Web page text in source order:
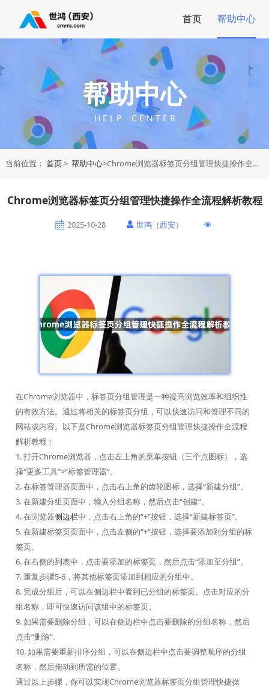
首页 帮助中心
帮助中心
H E L P C E N T E R
当前位置： 首页> 帮助中心>Chrome浏览器标签页分组管理快捷操作全流程解析教程
Chrome浏览器标签页分组管理快捷操作全流程解析教程
2025-10-28 世鸿（西安）
在Chrome浏览器中，标签页分组管理是一种提高浏览效率和组织性
的有效方法。通过将相关的标签页分组，可以快速访问和管理不同的
网站或内容。以下是Chrome浏览器标签页分组管理快捷操作全流程
解析教程：
1. 打开Chrome浏览器，点击左上角的菜单按钮（三个点图标），选
择“更多工具”>“标签管理器”。
2. 在标签管理器页面中，点击右上角的齿轮图标，选择“新建分组”。
3. 在新建分组页面中，输入分组名称，然后点击“创建”。
4. 在浏览器侧边栏中，点击右上角的“+”按钮，选择“新建标签页”。
5. 在新建标签页页面中，点击左侧的“+”按钮，选择要添加到分组的标
签页。
6. 在右侧的列表中，点击要添加的标签页，然后点击“添加至分组”。
7. 重复步骤5-6，将其他标签页添加到相应的分组中。
8. 完成分组后，可以在侧边栏中看到已分组的标签页。点击对应的分
组名称，即可快速访问该组中的标签页。
9. 如果需要删除分组，可以在侧边栏中点击要删除的分组名称，然后
点击“删除”。
10. 如果需要重新排序分组，可以在侧边栏中点击要调整顺序的分组
名称，然后拖动到所需的位置。
通过以上步骤，你可以实现Chrome浏览器标签页分组管理快捷操